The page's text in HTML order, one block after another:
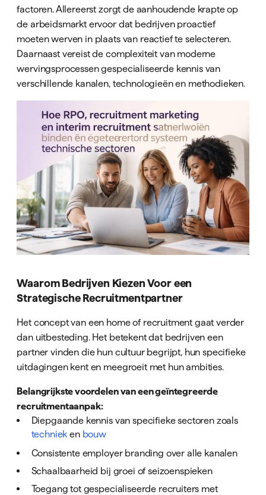
factoren. Allereerst zorgt de aanhoudende krapte op
de arbeidsmarkt ervoor dat bedrijven proactief
moeten werven in plaats van reactief te selecteren.
Daarnaast vereist de complexiteit van moderne
wervingsprocessen gespecialiseerde kennis van
verschillende kanalen, technologieën en methodieken.
Waarom Bedrijven Kiezen Voor een
Strategische Recruitmentpartner
Het concept van een home of recruitment gaat verder
dan uitbesteding. Het betekent dat bedrijven een
partner vinden die hun cultuur begrijpt, hun specifieke
uitdagingen kent en meegroeit met hun ambities.
Belangrijkste voordelen van een geïntegreerde
recruitmentaanpak:
Diepgaande kennis van specifieke sectoren zoals
techniek en bouw
Consistente employer branding over alle kanalen
Schaalbaarheid bij groei of seizoenspieken
Toegang tot gespecialiseerde recruiters met